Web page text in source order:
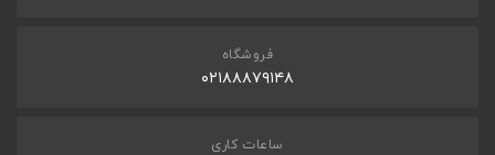
فروشگاه
۰۲۱۸۸۸۷۹۱۴۸
ساعات کاری